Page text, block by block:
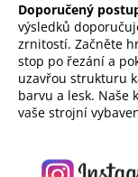
Doporučený
výsledků
zrnitostí. Začněte
stop po řezání a
uzavřou strukturu
barvu a lesk. Naše
vaše strojní